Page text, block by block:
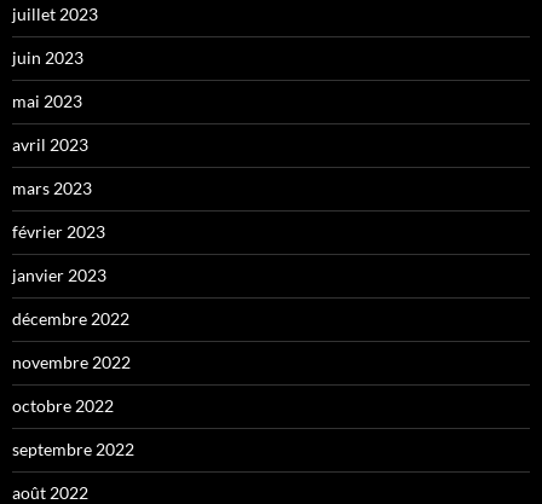
juillet 2023
juin 2023
mai 2023
avril 2023
mars 2023
février 2023
janvier 2023
décembre 2022
novembre 2022
octobre 2022
septembre 2022
août 2022